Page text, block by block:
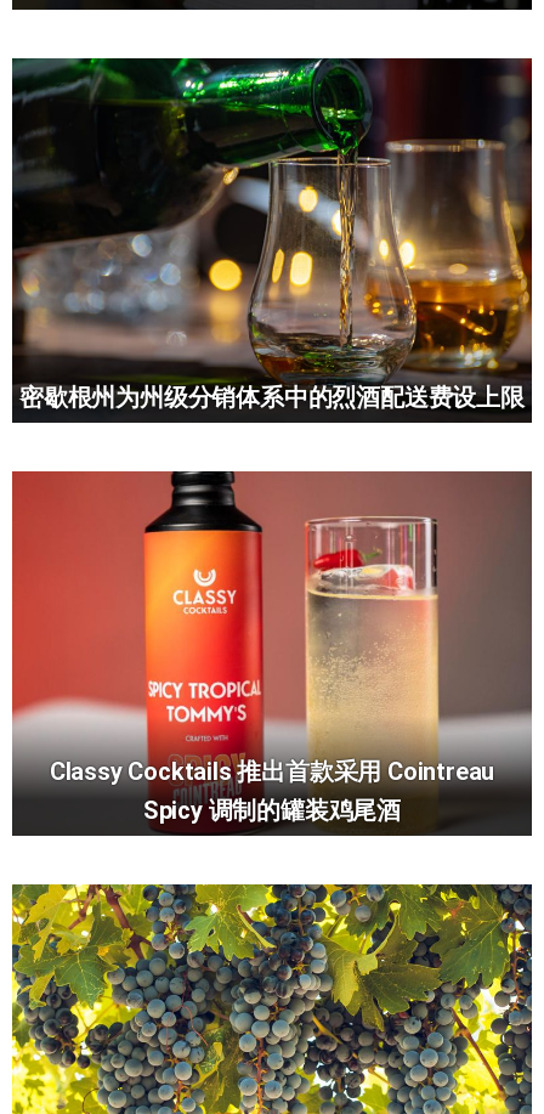
密歇根州为州级分销体系中的烈酒配送费设上限
Classy Cocktails 推出首款采用 Cointreau
Spicy 调制的罐装鸡尾酒